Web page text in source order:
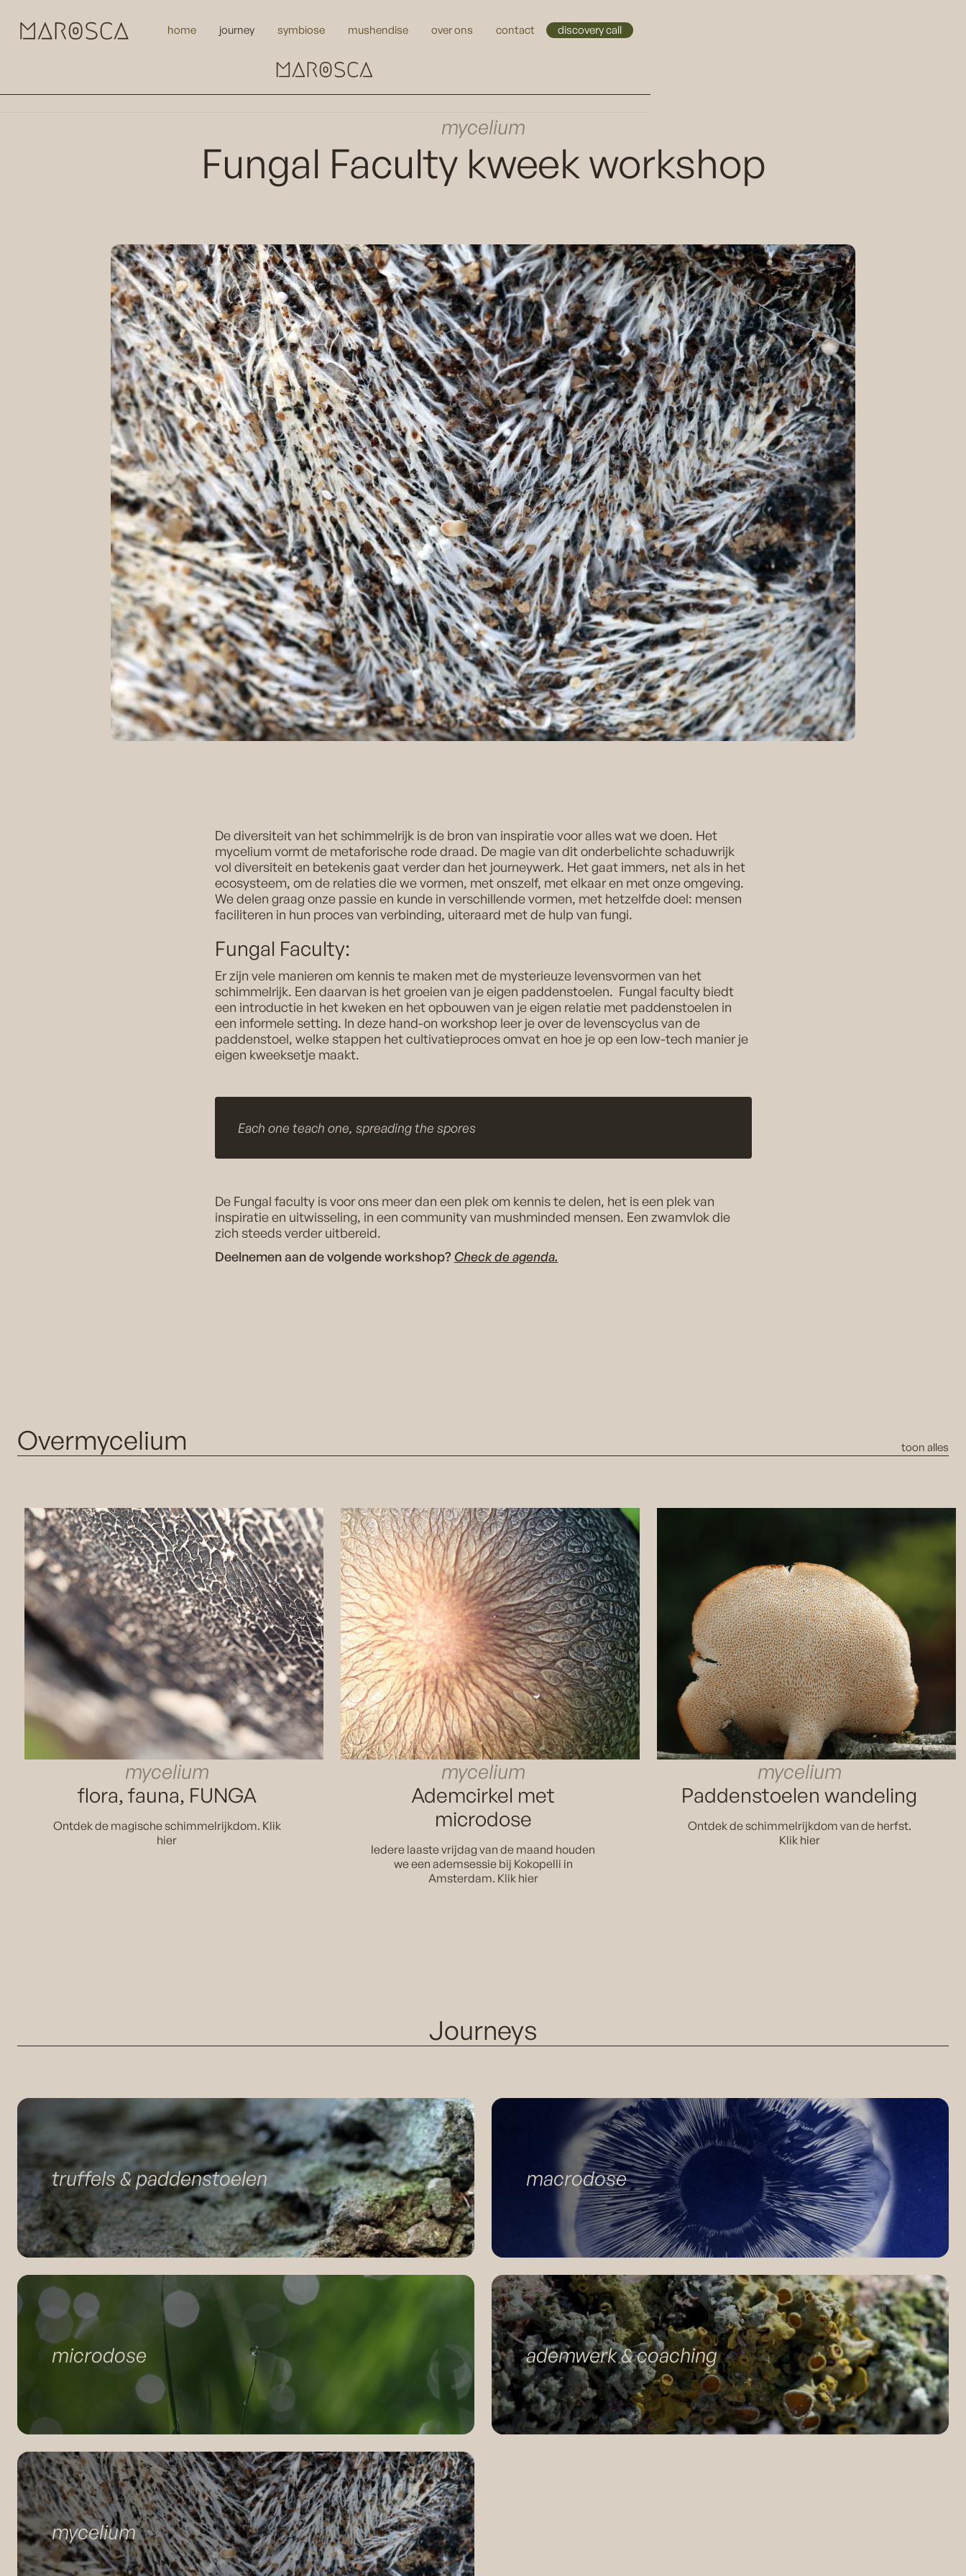
home journey symbiose mushendise over ons contact discovery call
mycelium
Fungal Faculty kweek workshop
De diversiteit van het schimmelrijk is de bron van inspiratie voor alles wat we doen. Het
mycelium vormt de metaforische rode draad. De magie van dit onderbelichte schaduwrijk
vol diversiteit en betekenis gaat verder dan het journeywerk. Het gaat immers, net als in het
ecosysteem, om de relaties die we vormen, met onszelf, met elkaar en met onze omgeving.
We delen graag onze passie en kunde in verschillende vormen, met hetzelfde doel: mensen
faciliteren in hun proces van verbinding, uiteraard met de hulp van fungi.
Fungal Faculty:
Er zijn vele manieren om kennis te maken met de mysterieuze levensvormen van het
schimmelrijk. Een daarvan is het groeien van je eigen paddenstoelen. Fungal faculty biedt
een introductie in het kweken en het opbouwen van je eigen relatie met paddenstoelen in
een informele setting. In deze hand-on workshop leer je over de levenscyclus van de
paddenstoel, welke stappen het cultivatieproces omvat en hoe je op een low-tech manier je
eigen kweeksetje maakt.
Each one teach one, spreading the spores
De Fungal faculty is voor ons meer dan een plek om kennis te delen, het is een plek van
inspiratie en uitwisseling, in een community van mushminded mensen. Een zwamvlok die
zich steeds verder uitbereid.
Deelnemen aan de volgende workshop? Check de agenda.
Overmycelium toon alles
mycelium
flora, fauna, FUNGA
Ontdek de magische schimmelrijkdom. Klik
hier
mycelium
Ademcirkel met
microdose
Iedere laaste vrijdag van de maand houden
we een ademsessie bij Kokopelli in
Amsterdam. Klik hier
mycelium
Paddenstoelen wandeling
Ontdek de schimmelrijkdom van de herfst.
Klik hier
Journeys
truffels & paddenstoelen macrodose
microdose ademwerk & coaching
mycelium